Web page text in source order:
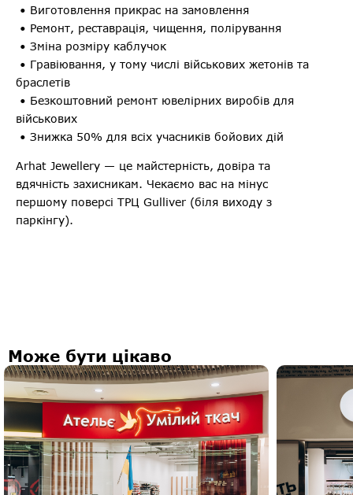
• Виготовлення прикрас на замовлення
• Ремонт, реставрація, чищення, полірування
• Зміна розміру каблучок
• Гравіювання, у тому числі військових жетонів та
браслетів
• Безкоштовний ремонт ювелірних виробів для
військових
• Знижка 50% для всіх учасників бойових дій
Arhat Jewellery — це майстерність, довіра та
вдячність захисникам. Чекаємо вас на мінус
першому поверсі ТРЦ Gulliver (біля виходу з
паркінгу).
Може бути цікаво